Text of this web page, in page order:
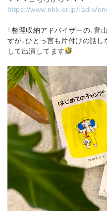
https://www.nhk.or.jp/radio/
「整理収納アドバイザーの、畠
すが、ひとっ言も片付けの話
して出演してます